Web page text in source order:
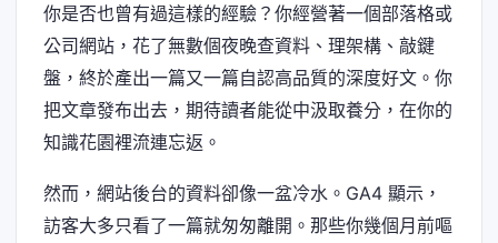
你是否也曾有過這樣的經驗？你經營著一個部落格或
公司網站，花了無數個夜晚查資料、理架構、敲鍵
盤，終於產出一篇又一篇自認高品質的深度好文。你
把文章發布出去，期待讀者能從中汲取養分，在你的
知識花園裡流連忘返。
然而，網站後台的資料卻像一盆冷水。GA4 顯示，
訪客大多只看了一篇就匆匆離開。那些你幾個月前嘔